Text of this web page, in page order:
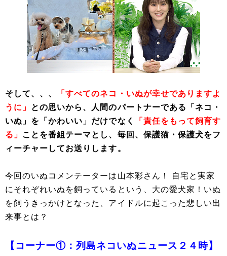
そして、、、
「すべてのネコ・いぬが幸せでありますよ
うに」
との思いから、人間のパートナーである「ネコ・
いぬ」を「かわいい」だけでなく
「責任をもって飼育す
る」
ことを番組テーマとし、毎回、保護猫・保護犬をフ
ィーチャーしてお送りします。
今回のいぬコメンテーターは山本彩さん！ 自宅と実家
にそれぞれいぬを飼っているという、大の愛犬家！いぬ
を飼うきっかけとなった、アイドルに起こった悲しい出
来事とは？
【コーナー①：列島ネコいぬニュース２４時】